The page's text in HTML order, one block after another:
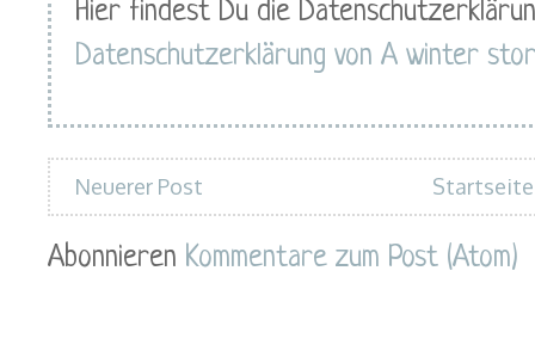
Hier findest Du die
Datenschutzerklärung von A winter
Neuerer Post Startseite
Abonnieren Kommentare zum Post (Atom)